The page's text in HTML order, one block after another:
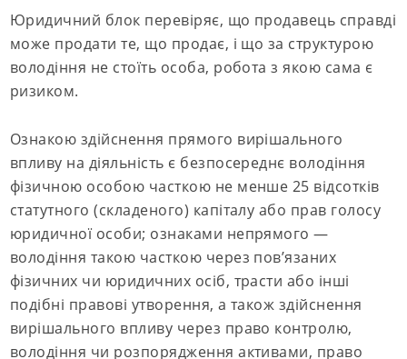
Юридичний блок перевіряє, що продавець справді
може продати те, що продає, і що за структурою
володіння не стоїть особа, робота з якою сама є
ризиком.
Ознакою здійснення прямого вирішального
впливу на діяльність є безпосереднє володіння
фізичною особою часткою не менше 25 відсотків
статутного (складеного) капіталу або прав голосу
юридичної особи; ознаками непрямого —
володіння такою часткою через пов’язаних
фізичних чи юридичних осіб, трасти або інші
подібні правові утворення, а також здійснення
вирішального впливу через право контролю,
володіння чи розпорядження активами, право